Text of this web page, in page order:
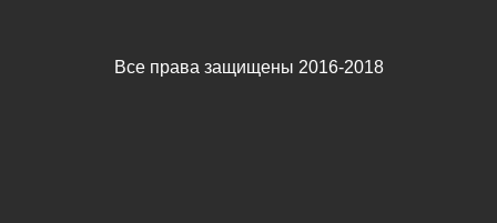
Все права защищены 2016-2018